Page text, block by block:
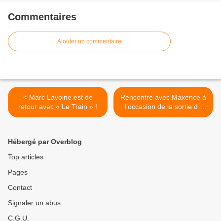
Commentaires
Ajouter un commentaire
< Marc Lavoine est de
retour avec « Le Train » !
Rencontre avec Maxence à
l’occasion de la sortie de
son premier album baptisé
Hébergé par Overblog
Top articles
Pages
Contact
Signaler un abus
C.G.U.